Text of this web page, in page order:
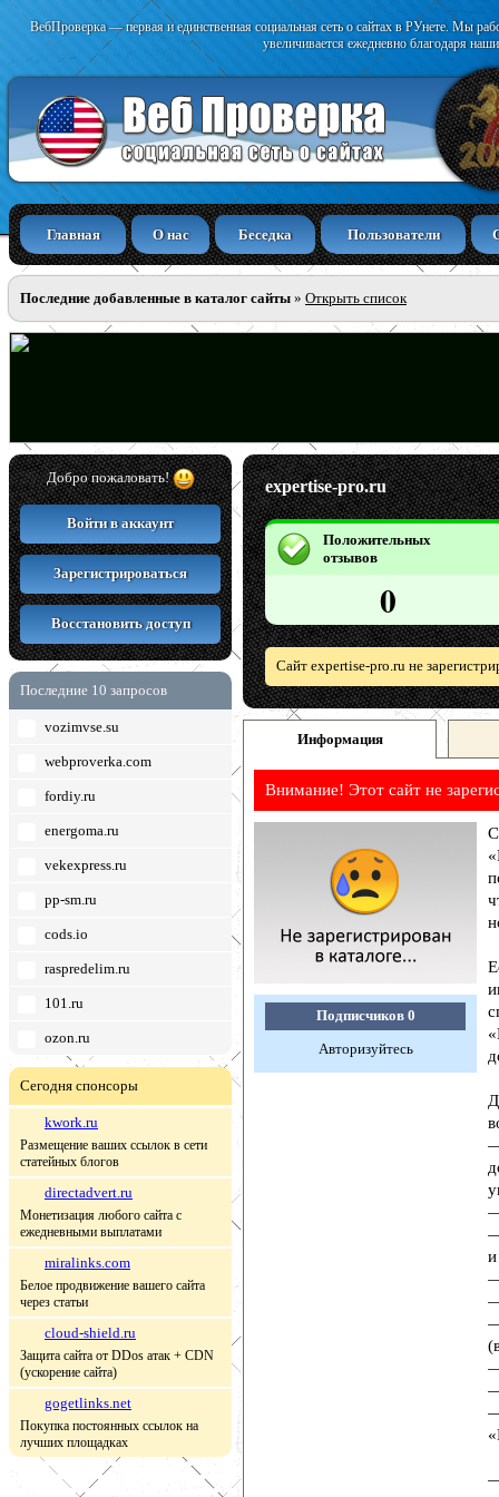
ВебПроверка — первая и единственная социальная сеть о сайтах в РУнете. Мы
увеличивается ежедневно благодаря
Главная О нас Беседка Пользователи
Последние добавленные в каталог сайты » Открыть список
Добро пожаловать!
Войти в аккаунт
Зарегистрироваться
Восстановить доступ
Последние 10 запросов
vozimvse.su
webproverka.com
fordiy.ru
energoma.ru
vekexpress.ru
pp-sm.ru
cods.io
raspredelim.ru
101.ru
ozon.ru
Сегодня спонсоры
kwork.ru
Размещение ваших ссылок в сети
статейных блогов
directadvert.ru
Монетизация любого сайта с
ежедневными выплатами
miralinks.com
Белое продвижение вашего сайта
через статьи
cloud-shield.ru
Защита сайта от DDos атак + CDN
(ускорение сайта)
gogetlinks.net
Покупка постоянных ссылок на
лучших площадках
expertise-pro.ru
Положительных
отзывов
0
Сайт expertise-pro.ru не
Информация
Внимание! Этот сайт не
Подписчиков 0
Авторизуйтесь